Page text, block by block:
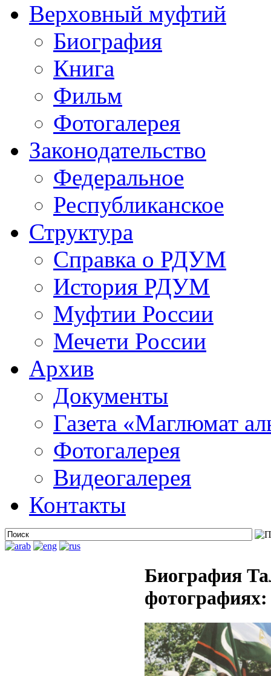
Верховный муфтий
Биография
Книга
Фильм
Фотогалерея
Законодательство
Федеральное
Республиканское
Структура
Справка о РДУМ
История РДУМ
Муфтии России
Мечети России
Архив
Документы
Газета «Маглюмат
Фотогалерея
Видеогалерея
Контакты
Биография
фотографиях: